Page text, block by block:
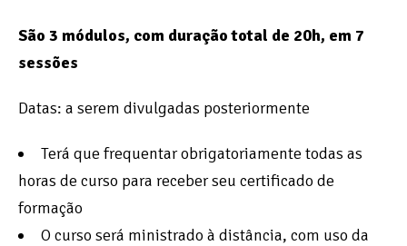
São 3 módulos, com duração total de 20h, em 7
sessões
Datas: a serem divulgadas posteriormente
Terá que frequentar obrigatoriamente todas as
horas de curso para receber seu certificado de
formação
O curso será ministrado à distância, com uso da